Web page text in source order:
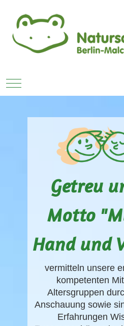
Mobile Menu Toggle
Getreu
Motto
Hand und
vermitteln unsere
kompetenten
Altersgruppen
Anschauung sowie
Erfahrungen